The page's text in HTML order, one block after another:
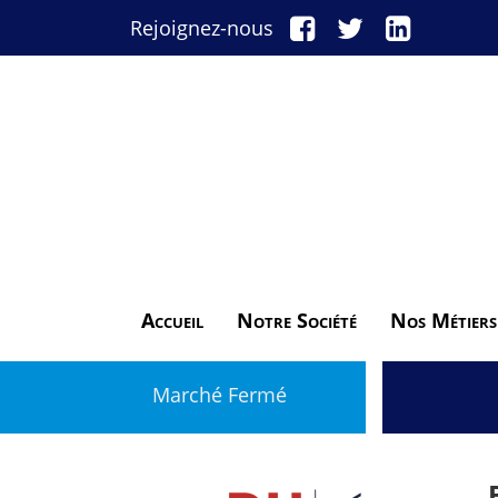
Rejoignez-nous
Accueil Notre Société Nos Métiers
Marché Fermé